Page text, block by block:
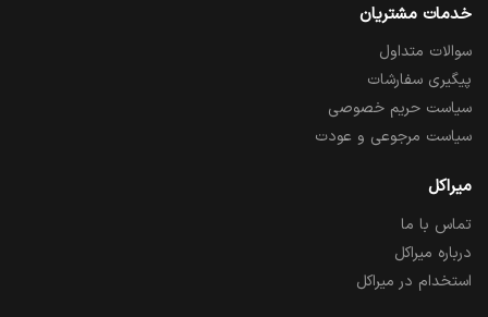
پایه سقفی
پرده نمایش
تبلت و موبایل تجهیزات پسیو شبکه
تلویزیون
درایو نوری
دستگاه ضبط تصاویر
خدمات مشتریان
سوالات متداول
پیگیری سفارشات
سیاست حریم خصوصی
سیاست مرجوعی و عودت
میراکل
تماس با ما
درباره میراکل
استخدام در میراکل